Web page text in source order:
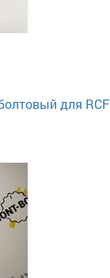
для RCF